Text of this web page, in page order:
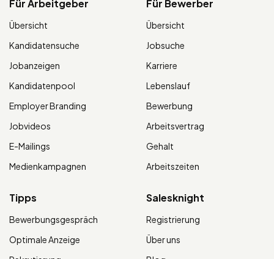
Für Arbeitgeber
Übersicht
Kandidatensuche
Jobanzeigen
Kandidatenpool
Employer Branding
Jobvideos
E-Mailings
Medienkampagnen
Für Bewerber
Übersicht
Jobsuche
Karriere
Lebenslauf
Bewerbung
Arbeitsvertrag
Gehalt
Arbeitszeiten
Tipps
Bewerbungsgespräch
Optimale Anzeige
Salesknight
Registrierung
Über uns